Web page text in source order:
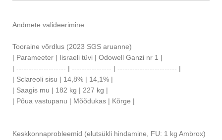
Andmete valideerimine
Tooraine võrdlus (2023 SGS aruanne)
| Parameeter | Iisraeli tüvi | Odowell Ganzi nr 1 |
| -------------------- | ---------------- | ------------------------ |
| Sclareoli sisu | 14,8% | 14,1% |
| Saagis mu | 182 kg | 227 kg |
| Põua vastupanu | Mõõdukas | Kõrge |
Keskkonnaprobleemid (elutsükli hindamine, FU: 1 kg Ambrox)